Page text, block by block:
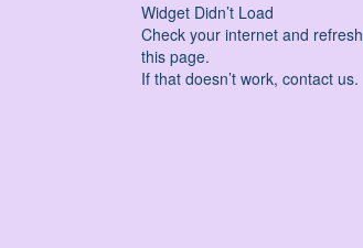
Widget Didn’t Load
Check your internet and refresh
this page.
If that doesn’t work, contact us.